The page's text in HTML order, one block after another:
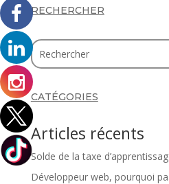
RECHERCHER
CATÉGORIES
Articles récents
Solde de la taxe
Développeur web, pourquoi